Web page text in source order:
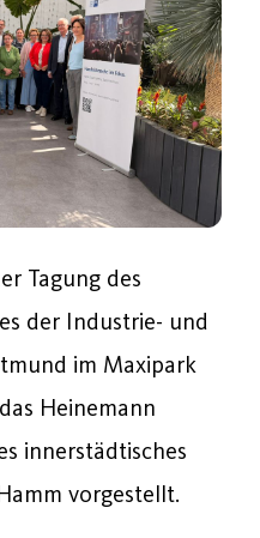
Tagung des
der Industrie- und
im Maxipark
Heinemann
innerstädtisches
vorgestellt.